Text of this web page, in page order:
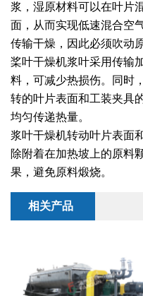
载体干燥系列
滚筒干燥系列
沸腾干燥系列
烘箱干燥系列
管束干燥系列
干燥配套装置
社会责任报告
社会责任
浆，湿原材料可以在叶片
面，从而实现低速混合空
传输干燥，因此必须吹动
桨叶干燥机浆叶采用传输
料，可减少热损伤。同时
转的叶片表面和工装夹具
均匀传递热量。
浆叶干燥机转动叶片表面
除附着在加热坡上的原料
果，避免原料煅烧。
相关产品